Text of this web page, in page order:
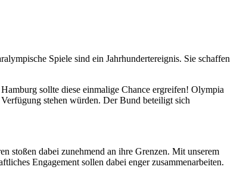
Spiele sind ein Jahrhundertereignis. Sie schaffen
sollte diese einmalige Chance ergreifen! Olympia
stehen würden. Der Bund beteiligt sich
stoßen dabei zunehmend an ihre Grenzen. Mit unserem
Engagement sollen dabei enger zusammenarbeiten.